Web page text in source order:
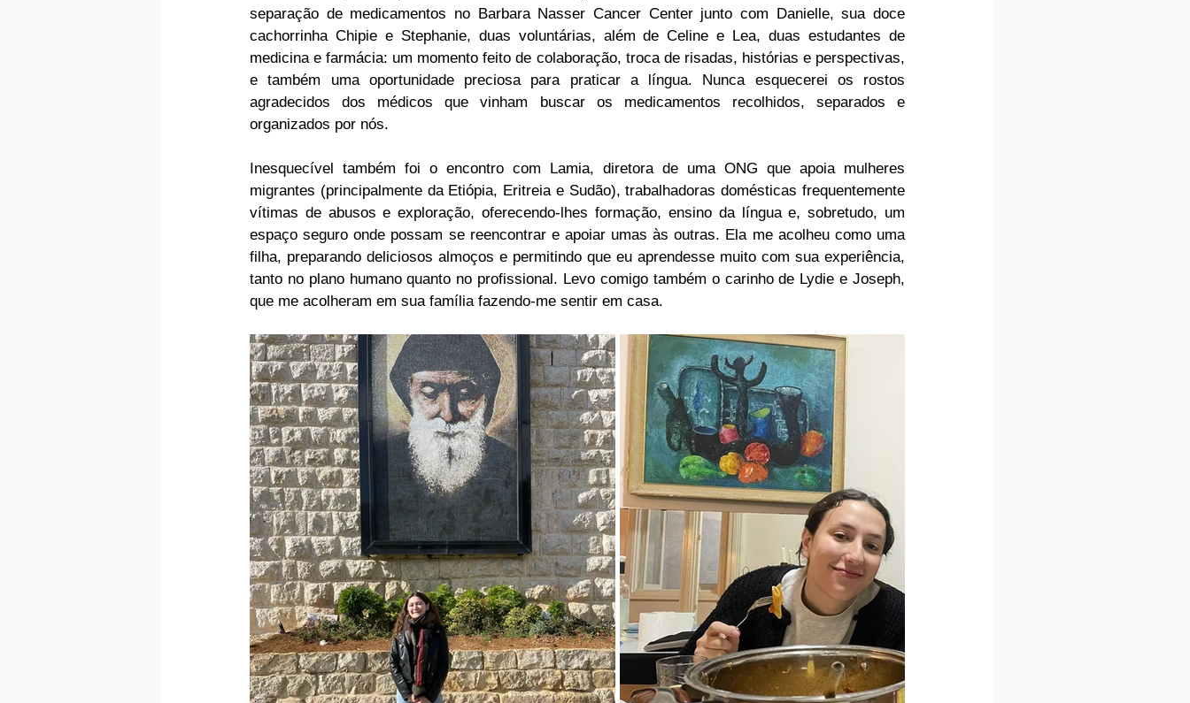
separação de medicamentos no Barbara Nasser Cancer Center junto com Danielle, sua doce
cachorrinha Chipie e Stephanie, duas voluntárias, além de Celine e Lea, duas estudantes de
medicina e farmácia: um momento feito de colaboração, troca de risadas, histórias e perspectivas,
e também uma oportunidade preciosa para praticar a língua. Nunca esquecerei os rostos
agradecidos dos médicos que vinham buscar os medicamentos recolhidos, separados e
organizados por nós.
Inesquecível também foi o encontro com Lamia, diretora de uma ONG que apoia mulheres
migrantes (principalmente da Etiópia, Eritreia e Sudão), trabalhadoras domésticas frequentemente
vítimas de abusos e exploração, oferecendo-lhes formação, ensino da língua e, sobretudo, um
espaço seguro onde possam se reencontrar e apoiar umas às outras. Ela me acolheu como uma
filha, preparando deliciosos almoços e permitindo que eu aprendesse muito com sua experiência,
tanto no plano humano quanto no profissional. Levo comigo também o carinho de Lydie e Joseph,
que me acolheram em sua família fazendo-me sentir em casa.